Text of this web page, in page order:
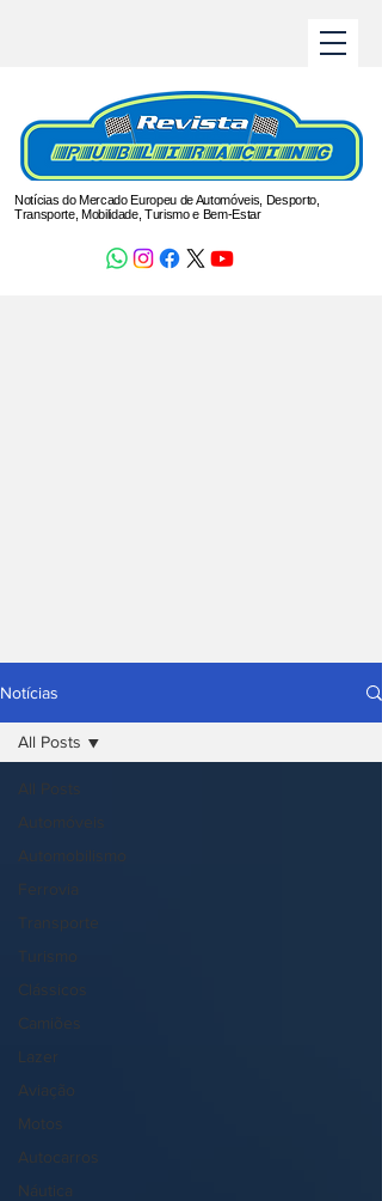
Notícias do Mercado Europeu de Automóveis, Desporto,
Transporte, Mobilidade, Turismo e Bem-Estar
Notícias
All Posts
Automóveis
Automobilismo
Ferrovia
Transporte
Turismo
Clássicos
Camiões
Lazer
Aviação
Motos
Autocarros
Náutica
All Posts